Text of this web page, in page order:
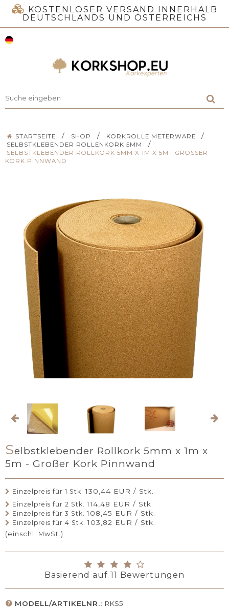
KOSTENLOSER VERSAND INNERHALB
DEUTSCHLANDS UND ÖSTERREICHS
STARTSEITE / SHOP / KORKROLLE METERWARE /
SELBSTKLEBENDER ROLLENKORK 5MM /
SELBSTKLEBENDER ROLLKORK 5MM X 1M X 5M - GROSSER K
ORK PINNWAND
Selbstklebender Rollkork 5mm x 1m x
5m - Großer Kork Pinnwand
Einzelpreis für 1 Stk. 130,44 EUR / Stk.
Einzelpreis für 2 Stk. 114,48 EUR / Stk.
Einzelpreis für 3 Stk. 108,45 EUR / Stk.
Einzelpreis für 4 Stk. 103,82 EUR / Stk.
(einschl. MwSt.)
Basierend auf 11 Bewertungen
MODELL/ARTIKELNR.: RKS5